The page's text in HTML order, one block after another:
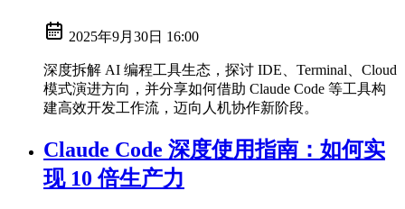
2025年9月30日 16:00
深度拆解 AI 编程工具生态，探讨 IDE、Terminal、Cloud
模式演进方向，并分享如何借助 Claude Code 等工具构
建高效开发工作流，迈向人机协作新阶段。
Claude Code 深度使用指南：如何实
现 10 倍生产力